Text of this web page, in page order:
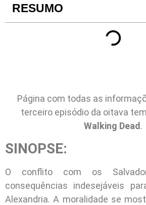
RESUMO
Página com todas as
terceiro episódio da oitava
Walking Dead.
SINOPSE:
O conflito com os
consequências indesejáveis
Alexandria. A moralidade se